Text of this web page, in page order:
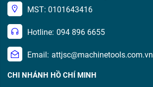
MST: 0101643416
Hotline: 094 896 6655
Email: attjsc@machinetools.com.vn
CHI NHÁNH HỒ CHÍ MINH